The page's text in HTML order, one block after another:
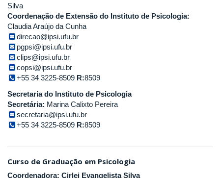
Silva
Coordenação de Extensão do Instituto de Psicologia:
Claudia Araújo da Cunha
direcao@ipsi.ufu.br
pgpsi@ipsi.ufu.br
clips@ipsi.ufu.br
copsi@ipsi.ufu.br
+55 34 3225-8509 R:8509
Secretaria do Instituto de Psicologia
Secretária: Marina Calixto Pereira
secretaria@ipsi.ufu.br
+55 34 3225-8509 R:8509
Curso de Graduação em Psicologia
Coordenadora: Cirlei Evangelista Silva